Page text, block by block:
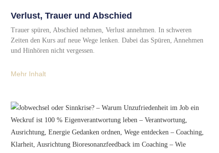
Verlust, Trauer und Abschied
Trauer spüren, Abschied nehmen, Verlust annehmen. In schweren
Zeiten den Kurs auf neue Wege lenken. Dabei das Spüren, Annehmen
und Hinhören nicht vergessen.
Mehr Inhalt